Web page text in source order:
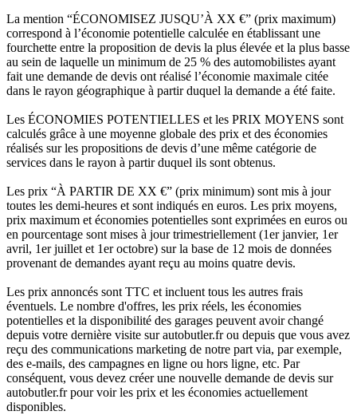
La mention “ÉCONOMISEZ JUSQU’À XX €” (prix maximum)
correspond à l’économie potentielle calculée en établissant une
fourchette entre la proposition de devis la plus élevée et la plus basse
au sein de laquelle un minimum de 25 % des automobilistes ayant
fait une demande de devis ont réalisé l’économie maximale citée
dans le rayon géographique à partir duquel la demande a été faite.
Les ÉCONOMIES POTENTIELLES et les PRIX MOYENS sont
calculés grâce à une moyenne globale des prix et des économies
réalisés sur les propositions de devis d’une même catégorie de
services dans le rayon à partir duquel ils sont obtenus.
Les prix “À PARTIR DE XX €” (prix minimum) sont mis à jour
toutes les demi-heures et sont indiqués en euros. Les prix moyens,
prix maximum et économies potentielles sont exprimées en euros ou
en pourcentage sont mises à jour trimestriellement (1er janvier, 1er
avril, 1er juillet et 1er octobre) sur la base de 12 mois de données
provenant de demandes ayant reçu au moins quatre devis.
Les prix annoncés sont TTC et incluent tous les autres frais
éventuels. Le nombre d'offres, les prix réels, les économies
potentielles et la disponibilité des garages peuvent avoir changé
depuis votre dernière visite sur autobutler.fr ou depuis que vous avez
reçu des communications marketing de notre part via, par exemple,
des e-mails, des campagnes en ligne ou hors ligne, etc. Par
conséquent, vous devez créer une nouvelle demande de devis sur
autobutler.fr pour voir les prix et les économies actuellement
disponibles.